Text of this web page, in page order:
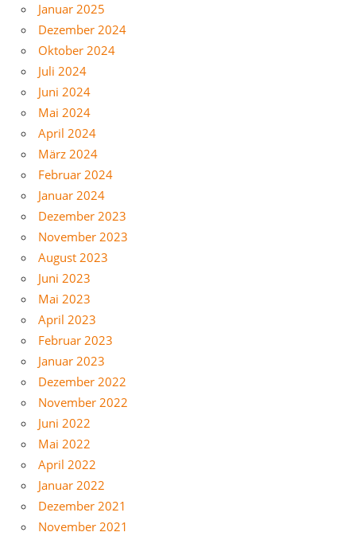
Januar 2025
Dezember 2024
Oktober 2024
Juli 2024
Juni 2024
Mai 2024
April 2024
März 2024
Februar 2024
Januar 2024
Dezember 2023
November 2023
August 2023
Juni 2023
Mai 2023
April 2023
Februar 2023
Januar 2023
Dezember 2022
November 2022
Juni 2022
Mai 2022
April 2022
Januar 2022
Dezember 2021
November 2021